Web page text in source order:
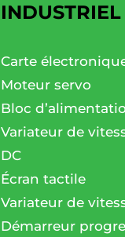
INDUSTRIEL
Carte
Moteur servo
Bloc
Variateur de
DC
Écran tactile
Variateur de
Démarreur